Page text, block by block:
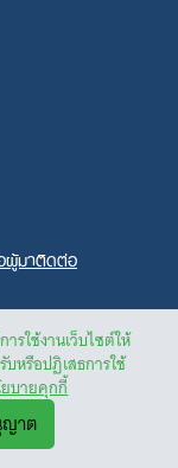
รใช้งานเว็บไซต์ให้
หรือปฏิเสธการใช้
บายคุกกี้
าต
ผู้มาติดต่อ